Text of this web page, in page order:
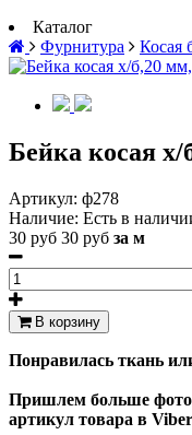
Каталог
Фурнитура
Косая
Бейка косая х/
Артикул: ф278
Наличие: Есть в
30 руб 30 руб за м
В корзину
Понравилась ткань
Пришлем больше фото
артикул товара в